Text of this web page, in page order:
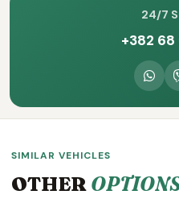
24/7
+382
SIMILAR VEHICLES
OTHER